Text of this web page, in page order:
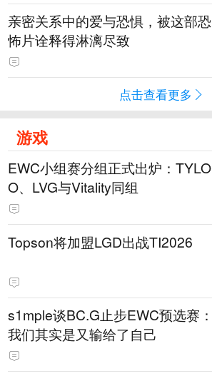
亲密关系中的爱与恐惧，被这部恐
怖片诠释得淋漓尽致
点击查看更多
游戏
EWC小组赛分组正式出炉：TYLO
O、LVG与Vitality同组
Topson将加盟LGD出战TI2026
s1mple谈BC.G止步EWC预选赛：
我们其实是又输给了自己